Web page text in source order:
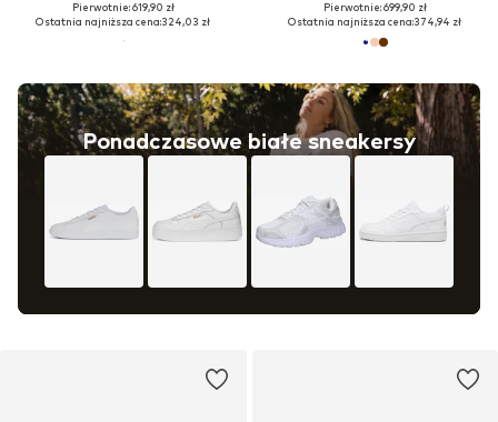
Pierwotnie: 619,90 zł
Ostatnia najniższa cena:324,03 zł
Ponadczasowe białe sneakersy
Pierwotnie: 699,90 zł
Ostatnia najniższa cena:374,94 zł